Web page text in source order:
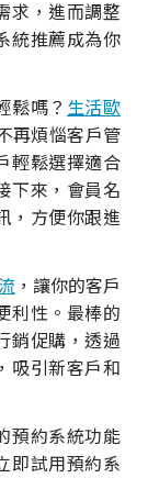
求，進而調整
統推薦成為你
鬆嗎？ 生活歐
再煩惱客戶管
輕鬆選擇適合
下來，會員名
，方便你跟進
，讓你的客戶
利性。最棒的
銷促購，透過
吸引新客戶和
預約系統功能
即試用預約系